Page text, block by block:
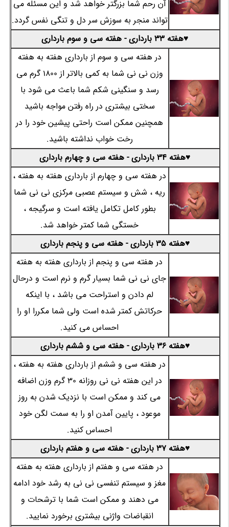
آن رحم شما بزرگتر خواهد شد و این مسئله می
تواند منجر به سوزش سر دل و تنگی نفس گردد.
♥هفته 33 بارداری - هفته سی و سوم بارداری
در هفته سی و سوم از بارداری هفته به هفته
وزن نی نی شما به کمی بالاتر از 1800 گرم می
رسد و سنگینی شکم شما باعث می شود با
سختی بیشتری در راه رفتن مواجه باشید
همچنین ممکن است راحتی پیشین خود را در
رخت خواب نداشته باشید.
♥هفته 34 بارداری - هفته سی و چهارم بارداری
در هفته سی و چهارم از بارداری هفته به هفته ،
ریه ، شش و سیستم عصبی مرکزی نی نی شما
بطور کامل تکامل یافته است و سرگیجه ،
خستگی شما کمتر خواهد شد.
♥هفته 35 بارداری - هفته سی و پنجم بارداری
در هفته سی و پنجم از بارداری هفته به هفته
جای نی نی شما بسیار گرم و نرم است و درحال
لم دادن و استراحت می باشد ، با اینکه
حرکاتش کمتر شده است ولی شما مکررا او را
احساس می کنید.
♥هفته 36 بارداری - هفته سی و ششم بارداری
در هفته سی و ششم از بارداری هفته به هفته ،
در این هفته نی نی روزانه 30 گرم وزن اضافه
می کند و ممکن است با نزدیک شدن به روز
موعود ، پایین آمدن او را به سمت لگن خود
احساس کنید.
♥هفته 37 بارداری - هفته سی و هفتم بارداری
در هفته سی و هفتم از بارداری هفته به هفته
مغز و سیستم تنفسی نی نی به رشد خود ادامه
می دهند و ممکن است شما با ترشحات و
انقباضات واژنی بیشتری برخورد نمایید.